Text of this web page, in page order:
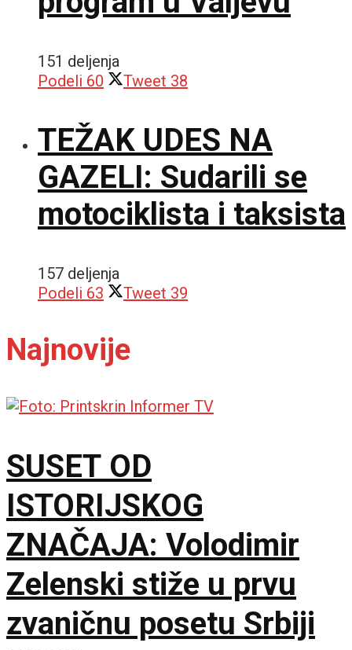
151 deljenja
Podeli 60 Tweet 38
TEŽAK UDES NA
GAZELI: Sudarili se
motociklista i taksista
157 deljenja
Podeli 63 Tweet 39
Najnovije
SUSET OD
ISTORIJSKOG
ZNAČAJA: Volodimir
Zelenski stiže u prvu
zvaničnu posetu Srbiji